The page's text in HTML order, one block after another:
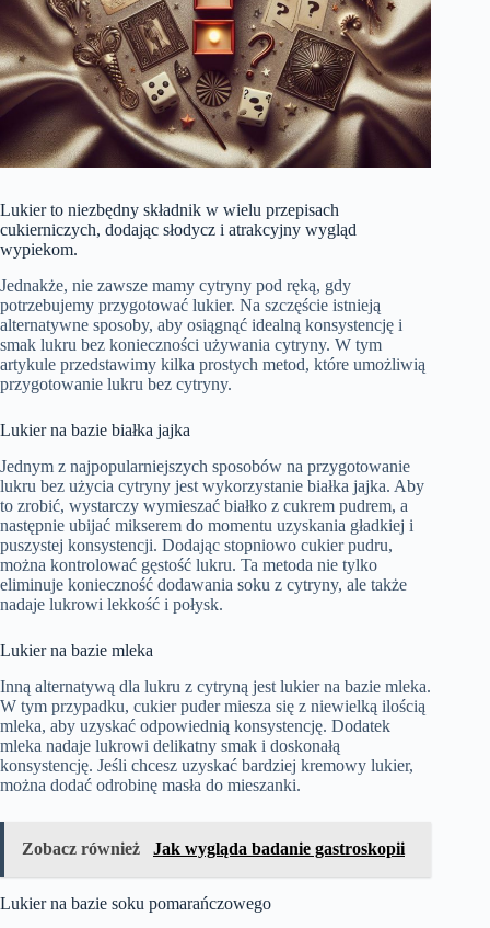
Lukier to niezbędny składnik w wielu przepisach
cukierniczych, dodając słodycz i atrakcyjny wygląd
wypiekom.
Jednakże, nie zawsze mamy cytryny pod ręką, gdy
potrzebujemy przygotować lukier. Na szczęście istnieją
alternatywne sposoby, aby osiągnąć idealną konsystencję i
smak lukru bez konieczności używania cytryny. W tym
artykule przedstawimy kilka prostych metod, które umożliwią
przygotowanie lukru bez cytryny.
Lukier na bazie białka jajka
Jednym z najpopularniejszych sposobów na przygotowanie
lukru bez użycia cytryny jest wykorzystanie białka jajka. Aby
to zrobić, wystarczy wymieszać białko z cukrem pudrem, a
następnie ubijać mikserem do momentu uzyskania gładkiej i
puszystej konsystencji. Dodając stopniowo cukier pudru,
można kontrolować gęstość lukru. Ta metoda nie tylko
eliminuje konieczność dodawania soku z cytryny, ale także
nadaje lukrowi lekkość i połysk.
Lukier na bazie mleka
Inną alternatywą dla lukru z cytryną jest lukier na bazie mleka.
W tym przypadku, cukier puder miesza się z niewielką ilością
mleka, aby uzyskać odpowiednią konsystencję. Dodatek
mleka nadaje lukrowi delikatny smak i doskonałą
konsystencję. Jeśli chcesz uzyskać bardziej kremowy lukier,
można dodać odrobinę masła do mieszanki.
Zobacz również Jak wygląda badanie gastroskopii
Lukier na bazie soku pomarańczowego